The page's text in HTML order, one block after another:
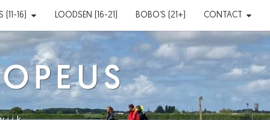
(11-16) LOODSEN (16-21) BOBO’S (21+) CONTACT